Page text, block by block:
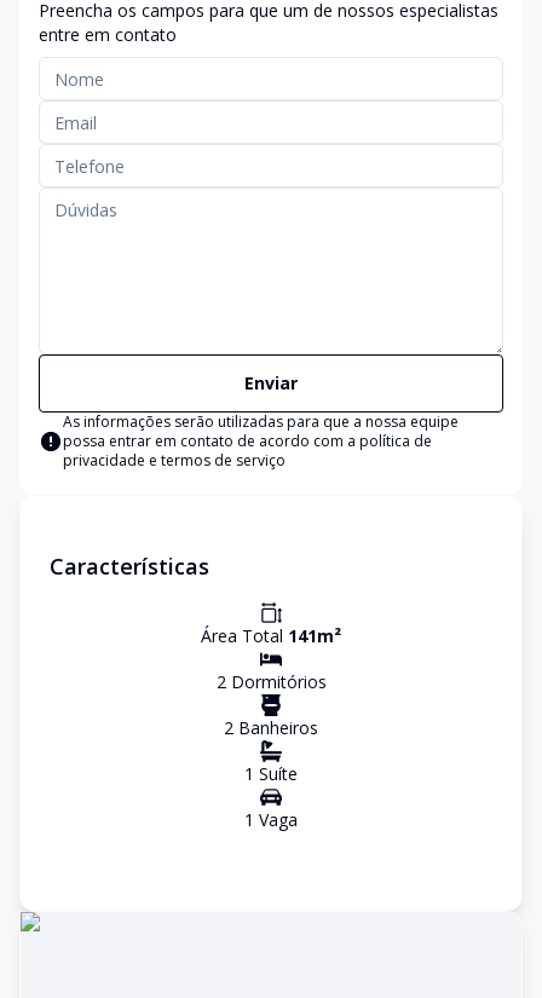
Preencha os campos para que um de nossos especialistas
entre em contato
Enviar
As informações serão utilizadas para que a nossa equipe
possa entrar em contato de acordo com a política de
privacidade e termos de serviço
Características
Área Total 141m²
2Dormitórios
2 Banheiros
1 Suíte
1 Vaga